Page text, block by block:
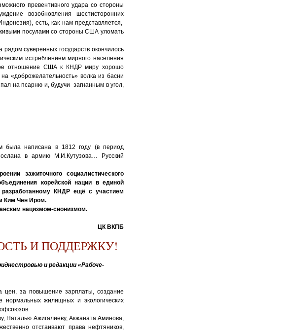
превентивного удара со стороны
возобновления шестисторонних
есть, как нам представляется,
посулами со стороны США уломать
суверенных государств окончилось
истреблением мирного населения
отношение США к КНДР миру хорошо
«доброжелательность» волка из басни
на псарню и, будучи загнанным в угол,
была написана в 1812 году (в период
в армию М.И.Кутузова… Русский
зажиточного социалистического
корейской нации в единой
КНДР ещё с участием
Ким Чен Иром.
нацизмом-сионизмом.
ЦК ВКПБ
И ПОДДЕРЖКУ!
и редакции «Рабоче-
цен, за повышение зарплаты, создание
нормальных жилищных и экологических
Наталью Ажигалиеву, Акжаната Аминова,
отстаивают права нефтяников,